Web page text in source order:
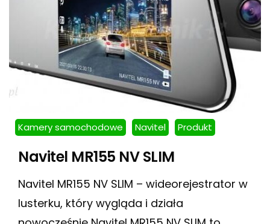
Kamery samochodowe Navitel Produkt
Navitel MR155 NV SLIM
Navitel MR155 NV SLIM – wideorejestrator w
lusterku, który wygląda i działa